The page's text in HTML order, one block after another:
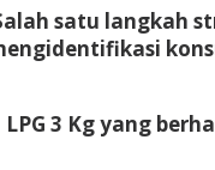
satu langkah
3 Kg yang